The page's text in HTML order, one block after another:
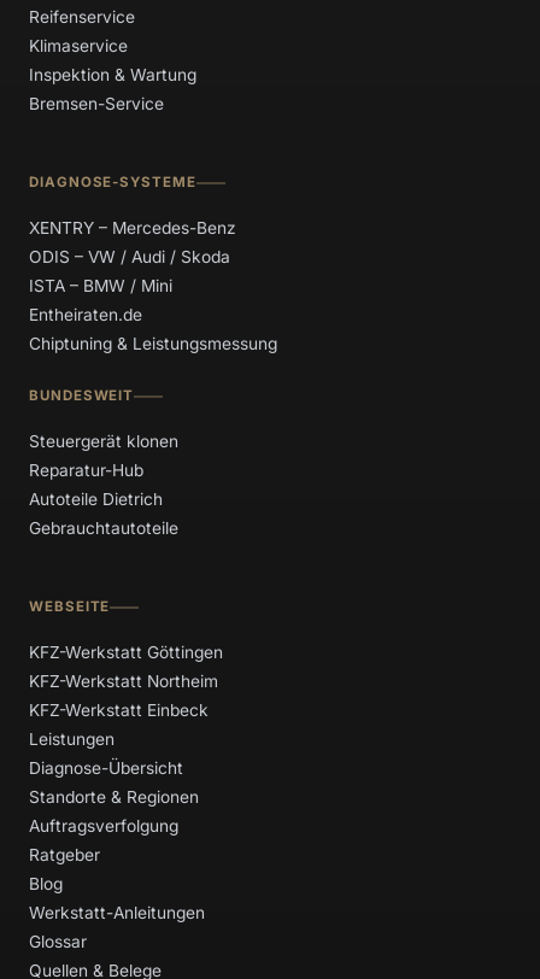
Reifenservice
Klimaservice
Inspektion & Wartung
Bremsen-Service
DIAGNOSE-SYSTEME
XENTRY – Mercedes-Benz
ODIS – VW / Audi / Skoda
ISTA – BMW / Mini
Entheiraten.de
Chiptuning & Leistungsmessung
BUNDESWEIT
Steuergerät klonen
Reparatur-Hub
Autoteile Dietrich
Gebrauchtautoteile
WEBSEITE
KFZ-Werkstatt Göttingen
KFZ-Werkstatt Northeim
KFZ-Werkstatt Einbeck
Leistungen
Diagnose-Übersicht
Standorte & Regionen
Auftragsverfolgung
Ratgeber
Blog
Werkstatt-Anleitungen
Glossar
Quellen & Belege